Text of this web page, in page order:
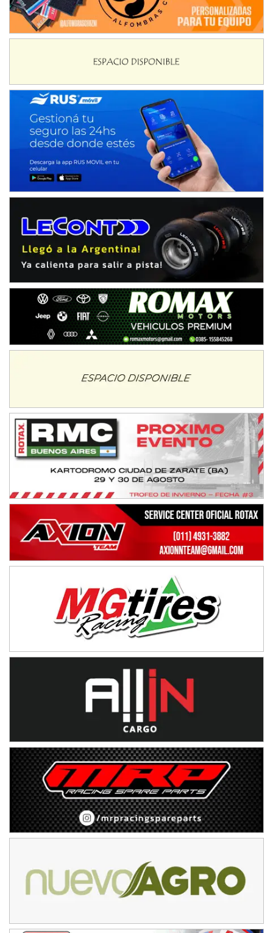
Humboldt (Santa Fe)
NORESTE SANTAFESINO - F6
José Samuel Sánchez (Tierra)
Rufino (Santa Fe)
TUCUMANO - F5
Juan Navarro (Asfalto)
El Timbó (Tucumán)